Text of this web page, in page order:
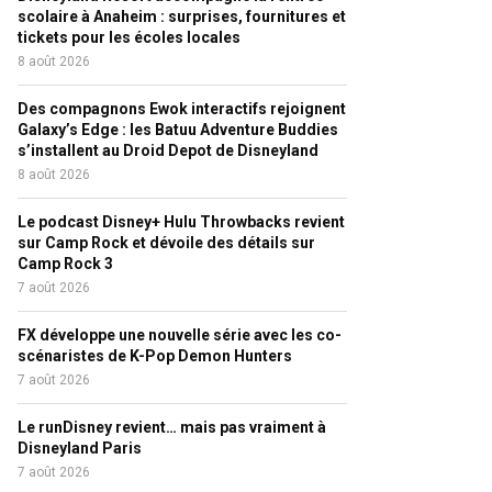
scolaire à Anaheim : surprises, fournitures et
tickets pour les écoles locales
8 août 2026
Des compagnons Ewok interactifs rejoignent
Galaxy’s Edge : les Batuu Adventure Buddies
s’installent au Droid Depot de Disneyland
8 août 2026
Le podcast Disney+ Hulu Throwbacks revient
sur Camp Rock et dévoile des détails sur
Camp Rock 3
7 août 2026
FX développe une nouvelle série avec les co-
scénaristes de K-Pop Demon Hunters
7 août 2026
Le runDisney revient… mais pas vraiment à
Disneyland Paris
7 août 2026